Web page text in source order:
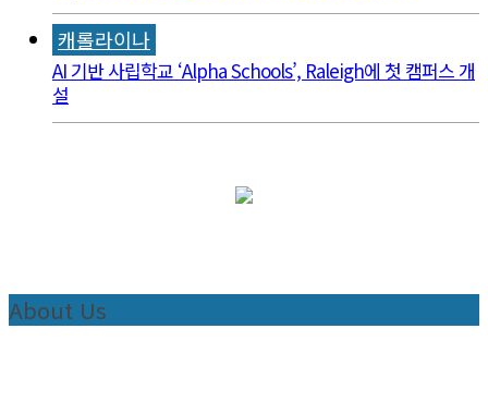
캐롤라이나
AI 기반 사립학교 ‘Alpha Schools’, Raleigh에 첫 캠퍼스 개
설
About Us